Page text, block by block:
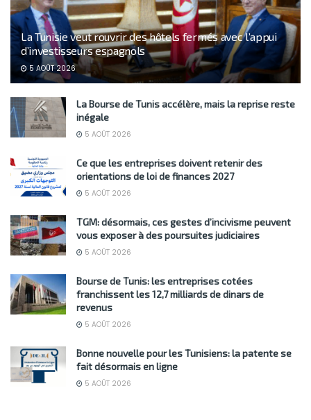
La Tunisie veut rouvrir des hôtels fermés avec l’appui
d’investisseurs espagnols
5 AOÛT 2026
La Bourse de Tunis accélère, mais la reprise reste
inégale
5 AOÛT 2026
Ce que les entreprises doivent retenir des
orientations de loi de finances 2027
5 AOÛT 2026
TGM: désormais, ces gestes d’incivisme peuvent
vous exposer à des poursuites judiciaires
5 AOÛT 2026
Bourse de Tunis: les entreprises cotées
franchissent les 12,7 milliards de dinars de
revenus
5 AOÛT 2026
Bonne nouvelle pour les Tunisiens: la patente se
fait désormais en ligne
5 AOÛT 2026